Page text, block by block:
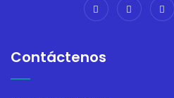
Contáctenos